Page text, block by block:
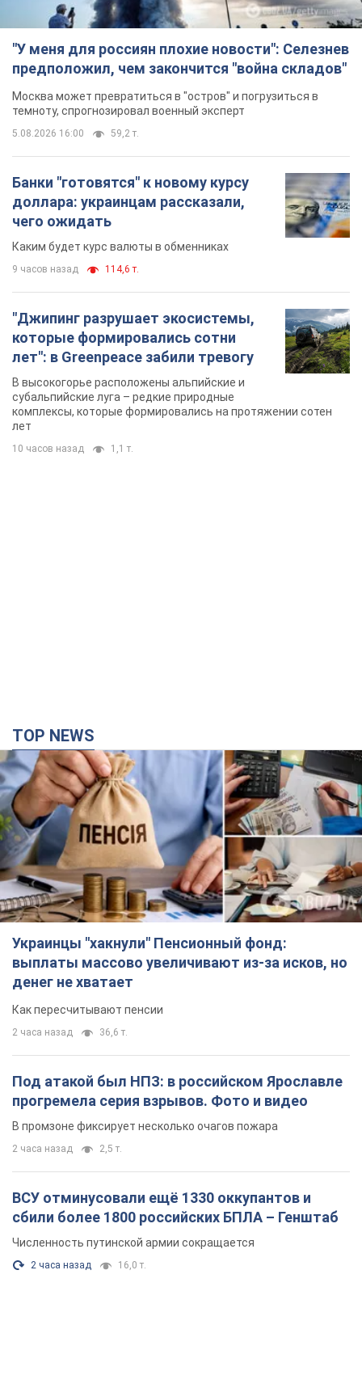
"У меня для россиян плохие новости": Селезнев
предположил, чем закончится "война складов"
Москва может превратиться в "остров" и погрузиться в
темноту, спрогнозировал военный эксперт
5.08.2026 16:00 59,2 т.
Банки "готовятся" к новому курсу
доллара: украинцам рассказали,
чего ожидать
Каким будет курс валюты в обменниках
9 часов назад 114,6 т.
"Джипинг разрушает экосистемы,
которые формировались сотни
лет": в Greenpeace забили тревогу
В высокогорье расположены альпийские и
субальпийские луга – редкие природные
комплексы, которые формировались на протяжении сотен
лет
10 часов назад 1,1 т.
TOP NEWS
Украинцы "хакнули" Пенсионный фонд:
выплаты массово увеличивают из-за исков, но
денег не хватает
Как пересчитывают пенсии
2 часа назад 36,6 т.
Под атакой был НПЗ: в российском Ярославле
прогремела серия взрывов. Фото и видео
В промзоне фиксирует несколько очагов пожара
2 часа назад 2,5 т.
ВСУ отминусовали ещё 1330 оккупантов и
сбили более 1800 российских БПЛА – Генштаб
Численность путинской армии сокращается
2 часа назад 16,0 т.